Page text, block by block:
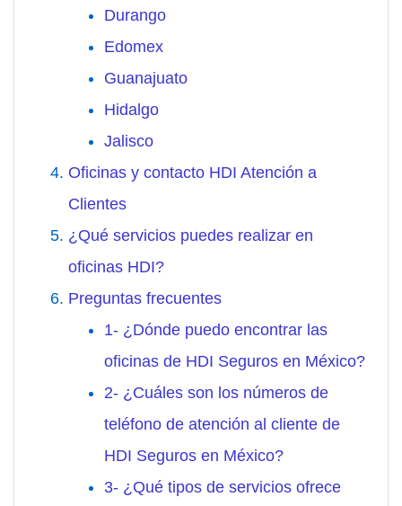
Durango
Edomex
Guanajuato
Hidalgo
Jalisco
Oficinas y contacto HDI Atención a
Clientes
¿Qué servicios puedes realizar en
oficinas HDI?
Preguntas frecuentes
1- ¿Dónde puedo encontrar las
oficinas de HDI Seguros en México?
2- ¿Cuáles son los números de
teléfono de atención al cliente de
HDI Seguros en México?
3- ¿Qué tipos de servicios ofrece